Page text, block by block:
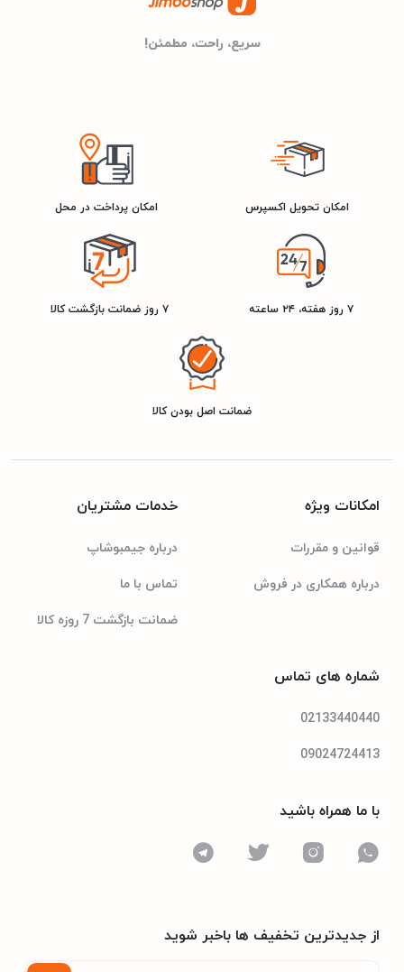
24 ماه گارانتی پاک سرویس
سفید
سیلور
مشخصات مصرف انرژی
رتبه انرژی
سریع، راحت، مطمئن!
امکان تحویل اکسپرس امکان پرداخت در محل
۷ روز هفته، ۲۴ ساعته ۷ روز ضمانت بازگشت کالا
ضمانت اصل بودن کالا
امکانات ویژه
قوانین و مقررات
درباره همکاری در فروش
خدمات مشتریان
درباره جیمبوشاپ
تماس با ما
ضمانت بازگشت 7 روزه کالا
شماره های تماس
02133440440
09024724413
با ما همراه باشید
از جدیدترین تخفیف ها باخبر شوید